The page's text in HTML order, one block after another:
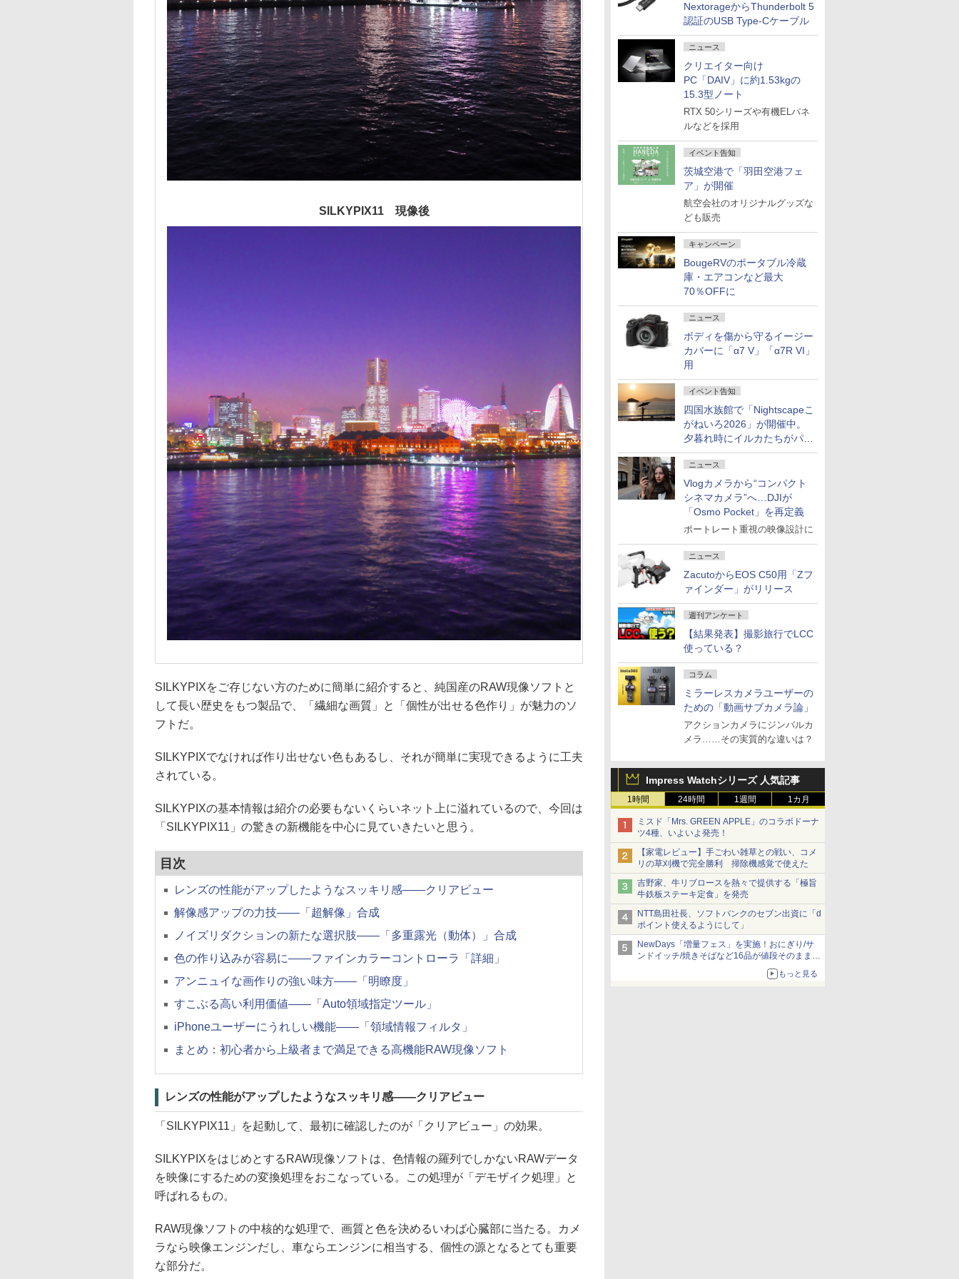
NextorageからThunderbolt 5
認証のUSB Type-Cケーブル
ニュース
クリエイター向け
PC「DAIV」に約1.53kgの
15.3型ノート
RTX 50シリーズや有機ELパネ
ルなどを採用
イベント告知
茨城空港で「羽田空港フェ
ア」が開催
航空会社のオリジナルグッズな
ども販売
キャンペーン
BougeRVのポータブル冷蔵
庫・エアコンなど最大
70％OFFに
ニュース
ボディを傷から守るイージー
カバーに「α7 V」「α7R VI」
用
イベント告知
四国水族館で「Nightscapeこ
がねいろ2026」が開催中。
夕暮れ時にイルカたちがパフ
ォーマンスを繰り広げる
ニュース
Vlogカメラから“コンパクト
シネマカメラ”へ…DJIが
「Osmo Pocket」を再定義
ポートレート重視の映像設計に
ニュース
ZacutoからEOS C50用「Zフ
ァインダー」がリリース
週刊アンケート
【結果発表】撮影旅行でLCC
使っている？
コラム
ミラーレスカメラユーザーの
ための「動画サブカメラ論」
アクションカメラにジンバルカ
メラ……その実質的な違いは？
Impress Watchシリーズ 人気記事
1時間 24時間 1週間 1カ月
ミスド「Mrs. GREEN APPLE」のコラボドーナ
ツ4種、いよいよ発売！
【家電レビュー】手ごわい雑草との戦い、コメ
リの草刈機で完全勝利 掃除機感覚で使えた
吉野家、牛リブロースを熱々で提供する「極旨
牛鉄板ステーキ定食」を発売
NTT島田社長、ソフトバンクのセブン出資に「d
ポイント使えるようにして」
NewDays「増量フェス」を実施！おにぎり/サ
ンドイッチ/焼きそばなど16品が値段そのままで
もっと見る
SILKYPIX11 現像後
SILKYPIXをご存じない方のために簡単に紹介すると、純国産のRAW現像ソフトと
して長い歴史をもつ製品で、「繊細な画質」と「個性が出せる色作り」が魅力のソ
フトだ。
SILKYPIXでなければ作り出せない色もあるし、それが簡単に実現できるように工夫
されている。
SILKYPIXの基本情報は紹介の必要もないくらいネット上に溢れているので、今回は
「SILKYPIX11」の驚きの新機能を中心に見ていきたいと思う。
目次
レンズの性能がアップしたようなスッキリ感——クリアビュー
解像感アップの力技——「超解像」合成
ノイズリダクションの新たな選択肢——「多重露光（動体）」合成
色の作り込みが容易に——ファインカラーコントローラ「詳細」
アンニュイな画作りの強い味方——「明瞭度」
すこぶる高い利用価値——「Auto領域指定ツール」
iPhoneユーザーにうれしい機能——「領域情報フィルタ」
まとめ：初心者から上級者まで満足できる高機能RAW現像ソフト
レンズの性能がアップしたようなスッキリ感——クリアビュー
「SILKYPIX11」を起動して、最初に確認したのが「クリアビュー」の効果。
SILKYPIXをはじめとするRAW現像ソフトは、色情報の羅列でしかないRAWデータ
を映像にするための変換処理をおこなっている。この処理が「デモザイク処理」と
呼ばれるもの。
RAW現像ソフトの中核的な処理で、画質と色を決めるいわば心臓部に当たる。カメ
ラなら映像エンジンだし、車ならエンジンに相当する、個性の源となるとても重要
な部分だ。